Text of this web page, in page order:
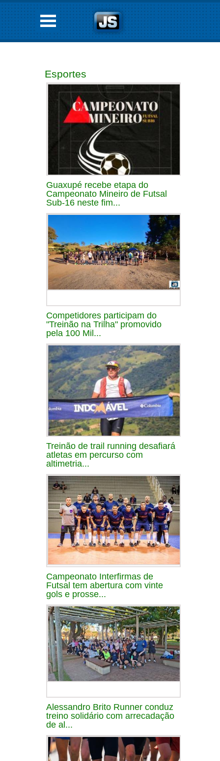
Esportes
Guaxupé recebe etapa do
Campeonato Mineiro de Futsal
Sub-16 neste fim...
Competidores participam do
"Treinão na Trilha" promovido
pela 100 Mil...
Treinão de trail running desafiará
atletas em percurso com
altimetria...
Campeonato Interfirmas de
Futsal tem abertura com vinte
gols e prosse...
Alessandro Brito Runner conduz
treino solidário com arrecadação
de al...